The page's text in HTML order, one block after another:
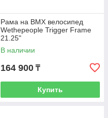
Рама на BMX велосипед
Wethepeople Trigger Frame
21.25"
В наличии
164 900 ₸
Купить